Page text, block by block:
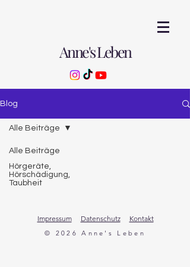
Anne's Leben
Blog
Alle Beiträge
Hörgeräte,
Hörschädigung,
Taubheit
Alle Beiträge
Impressum Datenschutz Kontakt
© 2026 Anne's Leben